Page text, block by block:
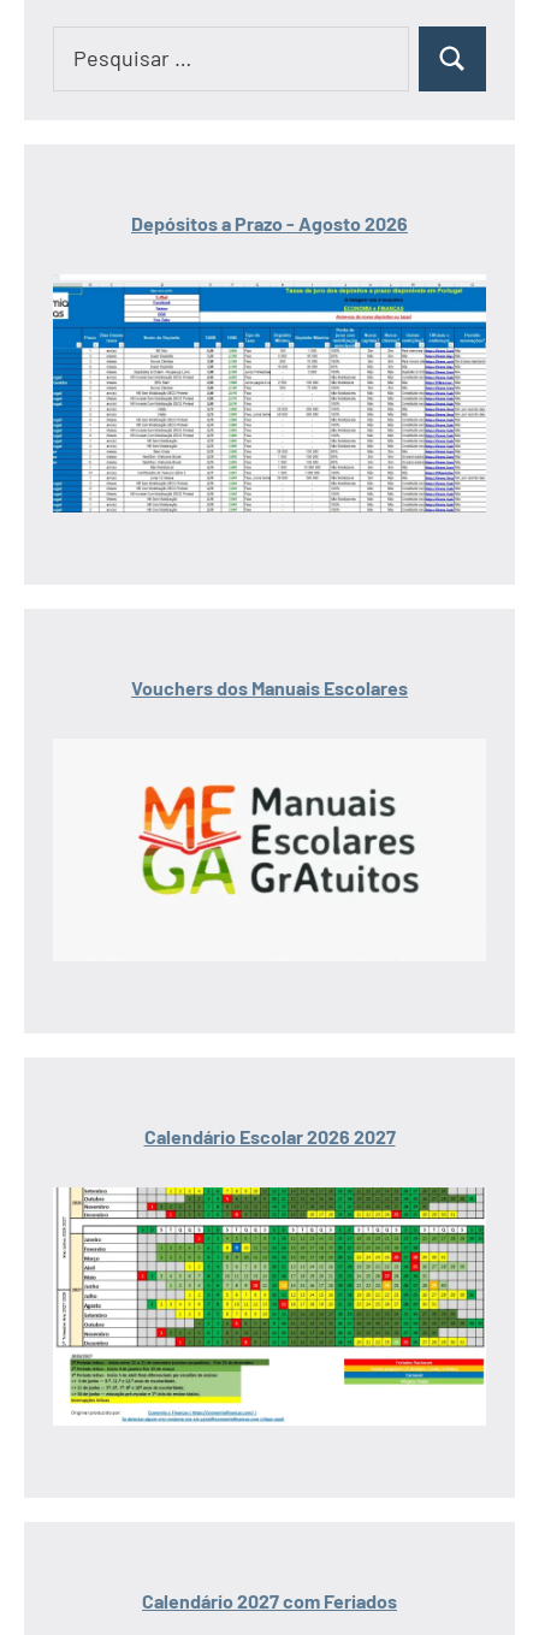
Pesquisar
Depósitos a Prazo - Agosto 2026
Vouchers dos Manuais Escolares
Calendário Escolar 2026 2027
Calendário 2027 com Feriados